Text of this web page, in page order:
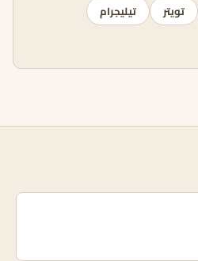
تويتر
تيليجرام